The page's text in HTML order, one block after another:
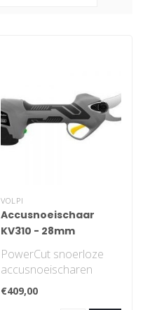
VOLPI
Accusnoeischaar
KV310 - 28mm
PowerCut snoerloze
accusnoeischaren
Snoeischaren voor
zowel de particuliere al..
€409,00